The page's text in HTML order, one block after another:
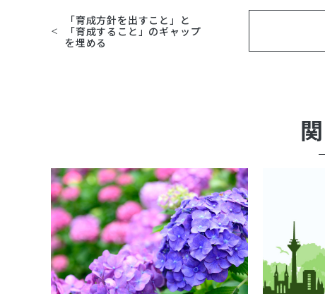
「育成方針を出すこと」と
「育成すること」のギャップ
を埋める